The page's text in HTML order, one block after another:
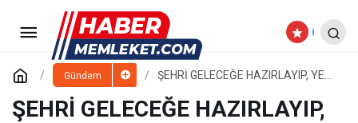
Gündem
ŞEHRİ GELECEĞE HAZIRLAYIP, YENİ
ŞEHRİ GELECEĞE HAZIRLAYIP,
ŞEHRİ GELECEĞE HAZIRLAYIP,
YENİ BİR KOCASİNAN İNŞA EDİYORUZ
Yorum Yap